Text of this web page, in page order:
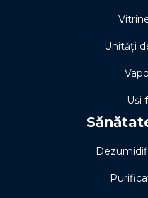
Unități
Uși